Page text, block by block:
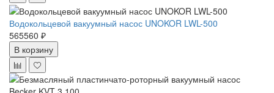
Водокольцевой вакуумный насос UNOKOR LWL-500
565560 ₽
В корзину